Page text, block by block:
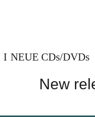
NEUE CDs/DVDs
New